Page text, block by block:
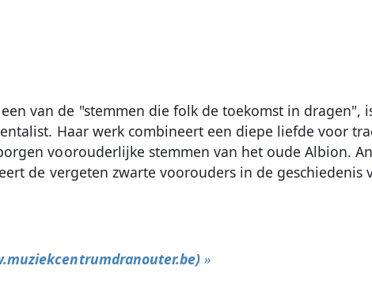
van de "stemmen die folk de toekomst in dragen",
Haar werk combineert een diepe liefde voor
voorouderlijke stemmen van het oude Albion.
de vergeten zwarte voorouders in de geschiedenis
»